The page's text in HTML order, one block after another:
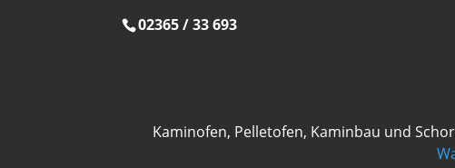
02365 / 33 693
Kaminofen, Pelletofen, Kaminbau und